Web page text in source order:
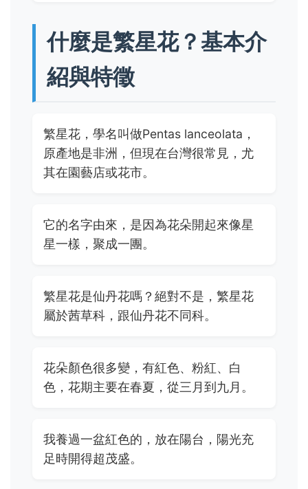
什麼是繁星花？基本介
紹與特徵
繁星花，學名叫做Pentas lanceolata，
原產地是非洲，但現在台灣很常見，尤
其在園藝店或花市。
它的名字由來，是因為花朵開起來像星
星一樣，聚成一團。
繁星花是仙丹花嗎？絕對不是，繁星花
屬於茜草科，跟仙丹花不同科。
花朵顏色很多變，有紅色、粉紅、白
色，花期主要在春夏，從三月到九月。
我養過一盆紅色的，放在陽台，陽光充
足時開得超茂盛。